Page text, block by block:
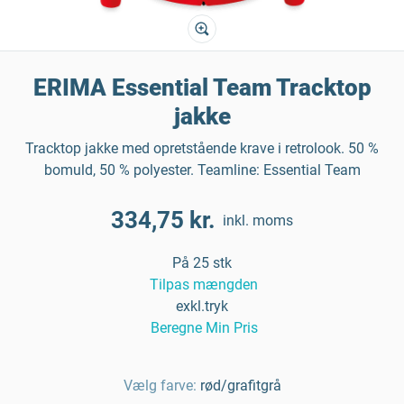
ERIMA Essential Team Tracktop
jakke
Tracktop jakke med opretstående krave i retrolook. 50 %
bomuld, 50 % polyester. Teamline: Essential Team
334,75 kr. inkl. moms
På 25 stk
Tilpas mængden
exkl.tryk
Beregne Min Pris
Vælg farve: rød/grafitgrå